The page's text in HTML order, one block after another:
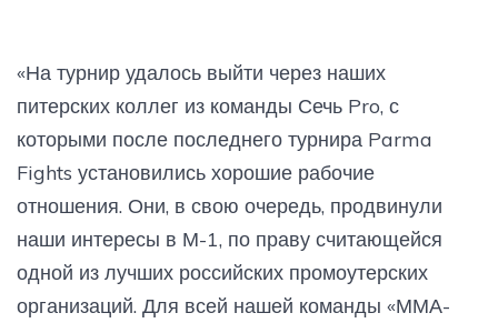
«На турнир удалось выйти через наших
питерских коллег из команды Сечь Pro, с
которыми после последнего турнира Parma
Fights установились хорошие рабочие
отношения. Они, в свою очередь, продвинули
наши интересы в М-1, по праву считающейся
одной из лучших российских промоутерских
организаций. Для всей нашей команды «ММА-